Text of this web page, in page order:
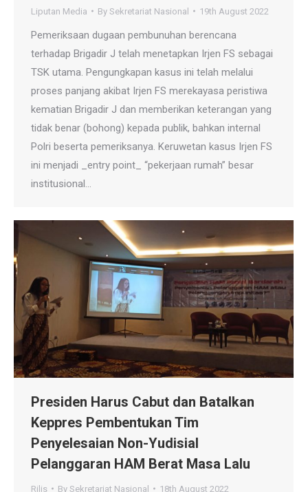
Liputan Media By Sekretariat Nasional 19th August 2022
Pemeriksaan dugaan pembunuhan berencana
terhadap Brigadir J telah menetapkan Irjen FS sebagai
TSK utama. Pengungkapan kasus ini telah melalui
proses panjang akibat Irjen FS merekayasa peristiwa
kematian Brigadir J dan memberikan keterangan yang
tidak benar (bohong) kepada publik, bahkan internal
Polri beserta pemeriksanya. Keruwetan kasus Irjen FS
ini menjadi _entry point_ “pekerjaan rumah” besar
institusional…
Presiden Harus Cabut dan Batalkan
Keppres Pembentukan Tim
Penyelesaian Non-Yudisial
Pelanggaran HAM Berat Masa Lalu
Rilis By Sekretariat Nasional 18th August 2022